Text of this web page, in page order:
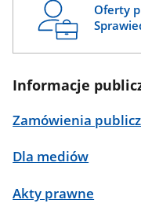
Oferty
Informacje
Zamówienia
Dla mediów
Akty prawne